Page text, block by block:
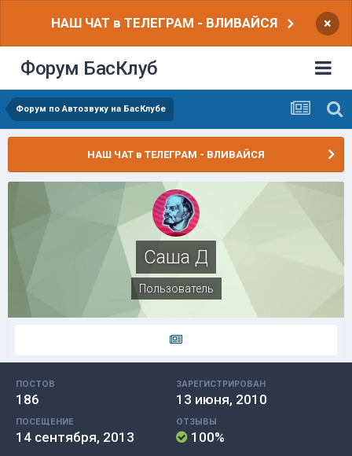
НАШ ЧАТ в ТЕЛЕГРАМ - ВЛИВАЙСЯ ×
Форум БасКлуб
Форум по Автозвуку на БасКлубе
НАШ ЧАТ в ТЕЛЕГРАМ - ВЛИВАЙСЯ
Саша Д
Пользователь
ПОСТОВ
186
ЗАРЕГИСТРИРОВАН
13 июня, 2010
ПОСЕЩЕНИЕ
14 сентября, 2013
ОТЗЫВЫ
100%